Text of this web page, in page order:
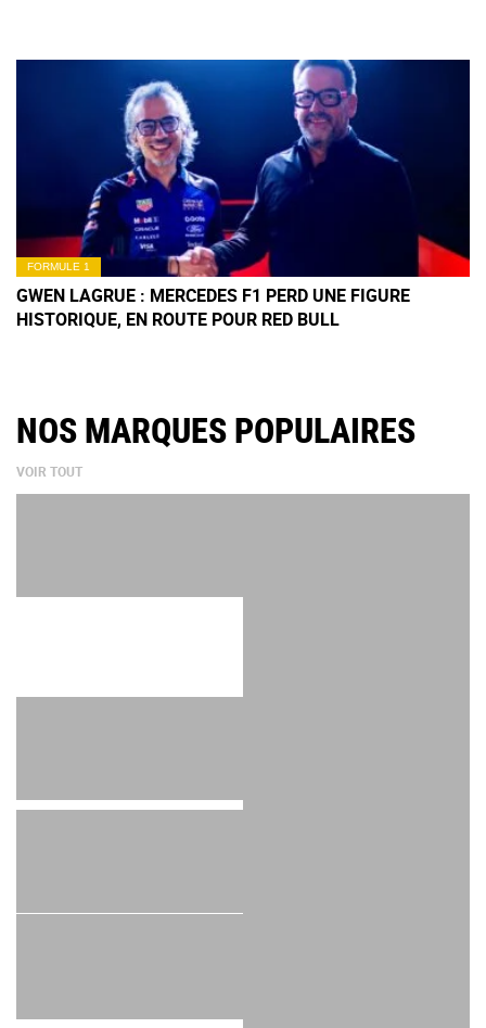
FORMULE 1
GWEN LAGRUE : MERCEDES F1 PERD UNE FIGURE
HISTORIQUE, EN ROUTE POUR RED BULL
NOS MARQUES POPULAIRES
VOIR TOUT